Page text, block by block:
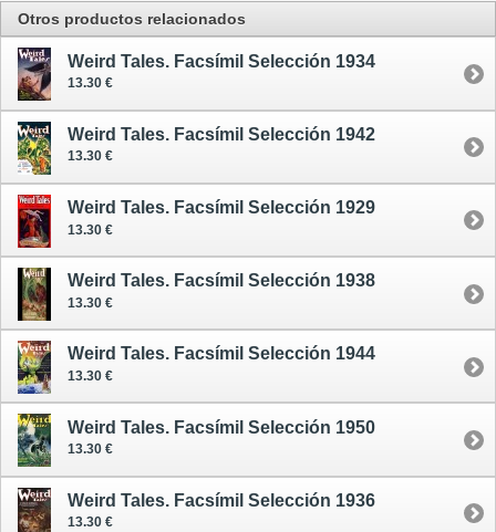
Otros productos relacionados
Weird Tales. Facsímil Selección 1934
13.30 €
Weird Tales. Facsímil Selección 1942
13.30 €
Weird Tales. Facsímil Selección 1929
13.30 €
Weird Tales. Facsímil Selección 1938
13.30 €
Weird Tales. Facsímil Selección 1944
13.30 €
Weird Tales. Facsímil Selección 1950
13.30 €
Weird Tales. Facsímil Selección 1936
13.30 €